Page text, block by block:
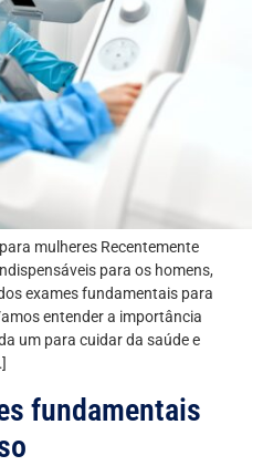
mulheres Recentemente
para os homens,
exames fundamentais para
entender a importância
um para cuidar da saúde e
fundamentais